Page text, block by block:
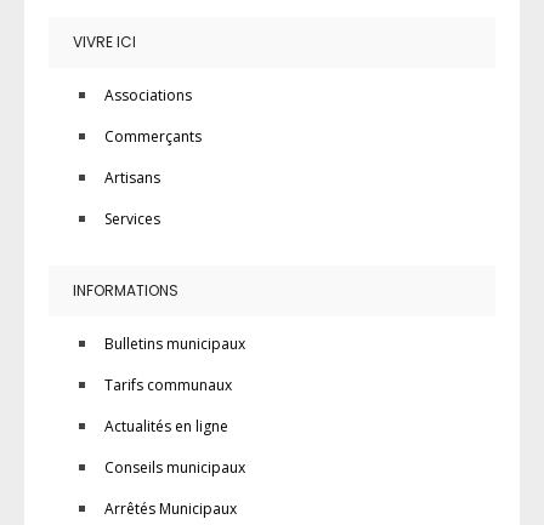
VIVRE ICI
Associations
Commerçants
Artisans
Services
INFORMATIONS
Bulletins municipaux
Tarifs communaux
Actualités en ligne
Conseils municipaux
Arrêtés Municipaux